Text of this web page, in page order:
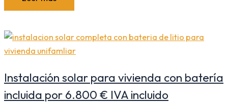
Instalación solar para vivienda con batería
incluida por 6.800 € IVA incluido